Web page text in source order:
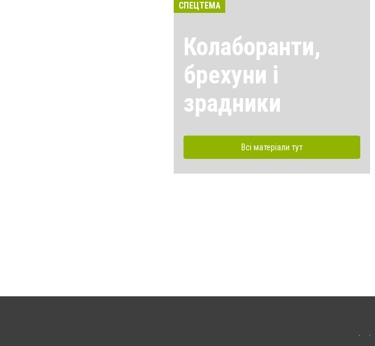
СПЕЦТЕМА
Колаборанти,
брехуни і
зрадники
Всі матеріали тут